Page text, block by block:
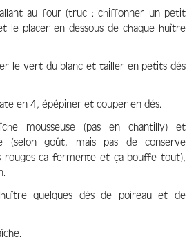
au four (truc : chiffonner un petit
le placer en dessous de chaque huître
le vert du blanc et tailler en petits dés
en 4, épépiner et couper en dés.
mousseuse (pas en chantilly) et
(selon goût, mais pas de conserve
rouges ça fermente et ça bouffe tout),
quelques dés de poireau et de